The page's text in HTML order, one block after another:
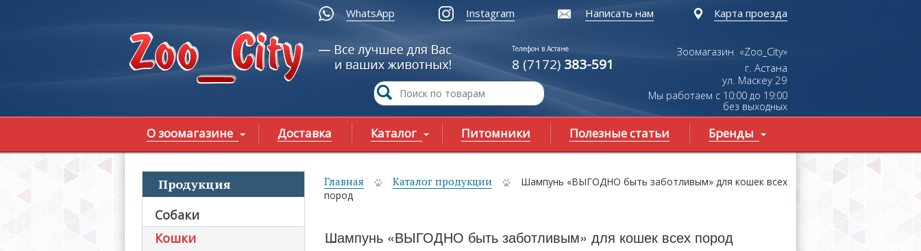
WhatsApp Instagram Написать нам Карта проезда
Телефон в Астане
8 (7172) 383-591
Зоомагазин «Zoo_City»
г. Астана
ул. Маскеу29
Мы работаем с 10:00 до 19:00
без выходных
О зоомагазине Доставка Каталог Питомники Полезные статьи Бренды
Продукция
Собаки
Кошки
Вы здесь
Главная Каталог продукции
Шампунь «ВЫГОДНО быть заботливым» для кошек всех
пород
Шампунь «ВЫГОДНО быть заботливым» для кошек всех пород